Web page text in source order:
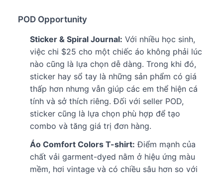
POD Opportunity
Sticker & Spiral Journal: Với nhiều học sinh,
việc chi $25 cho một chiếc áo không phải lúc
nào cũng là lựa chọn dễ dàng. Trong khi đó,
sticker hay sổ tay là những sản phẩm có giá
thấp hơn nhưng vẫn giúp các em thể hiện cá
tính và sở thích riêng. Đối với seller POD,
sticker cũng là lựa chọn phù hợp để tạo
combo và tăng giá trị đơn hàng.
Áo Comfort Colors T-shirt: Điểm mạnh của
chất vải garment-dyed nằm ở hiệu ứng màu
mềm, hơi vintage và có chiều sâu hơn so với